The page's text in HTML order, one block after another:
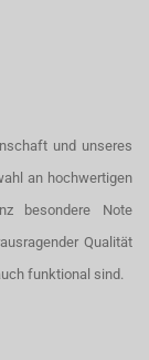
und unseres
an hochwertigen
besondere Note
Qualität
funktional sind.